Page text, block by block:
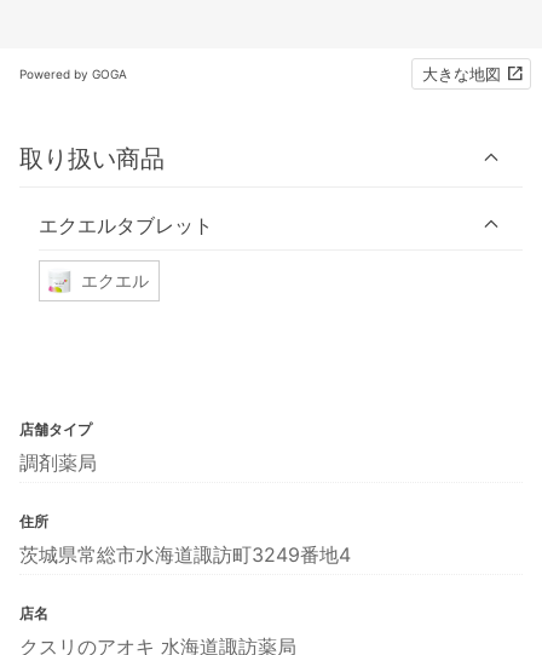
Powered by GOGA 大きな地図
取り扱い商品
エクエルタブレット
エクエル
店舗タイプ
調剤薬局
住所
茨城県常総市水海道諏訪町3249番地4
店名
クスリのアオキ 水海道諏訪薬局